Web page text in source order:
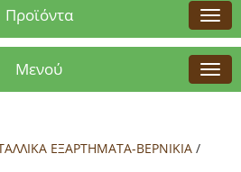
Προϊόντα
Μενού
ΕΞΑΡΤΗΜΑΤΑ-ΒΕΡΝΙΚΙΑ /